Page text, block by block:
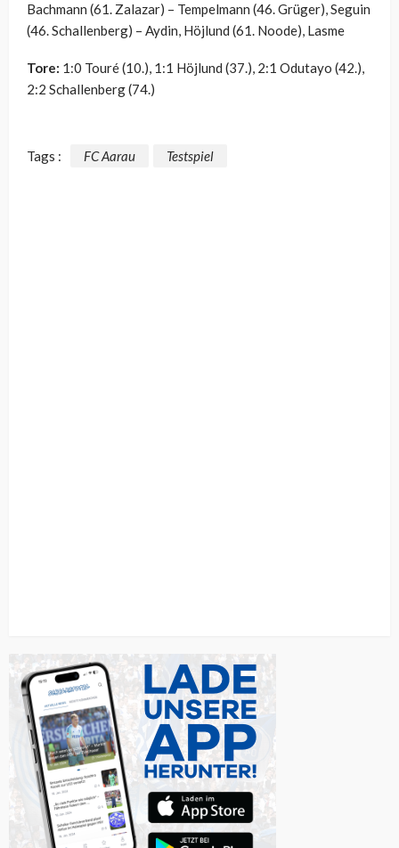
Bachmann (61. Zalazar) – Tempelmann (46. Grüger), Seguin
(46. Schallenberg) – Aydin, Höjlund (61. Noode), Lasme
Tore: 1:0 Touré (10.), 1:1 Höjlund (37.), 2:1 Odutayo (42.),
2:2 Schallenberg (74.)
Tags : FC Aarau Testspiel